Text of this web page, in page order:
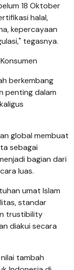
18 Oktober
halal,
kepercayaan
tegasnya.
berkembang
penting dalam
global membuat
sebagai
bagian dari
luas.
umat Islam
standar
trustibility
diakui secara
tambah